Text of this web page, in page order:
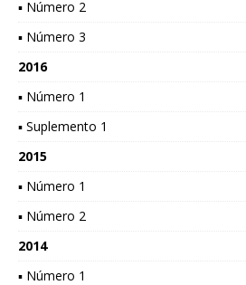
▪ Número 2
▪ Número 3
2016
▪ Número 1
▪ Suplemento 1
2015
▪ Número 1
▪ Número 2
2014
▪ Número 1